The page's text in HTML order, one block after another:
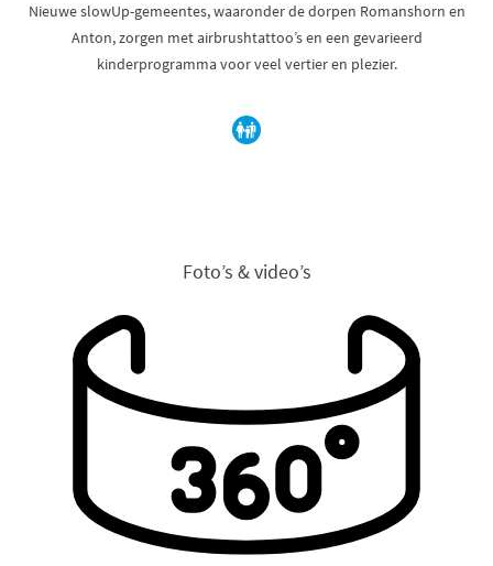
Nieuwe slowUp-gemeentes, waaronder de dorpen Romanshorn en
Anton, zorgen met airbrushtattoo’s en een gevarieerd
kinderprogramma voor veel vertier en plezier.
Foto’s & video’s